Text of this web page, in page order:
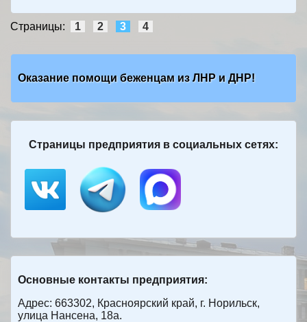
Страницы: 1 2 3 4
Оказание помощи беженцам из ЛНР и ДНР!
Страницы предприятия в социальных сетях:
Основные контакты предприятия:
Адрес: 663302, Красноярский край, г. Норильск,
улица Нансена, 18а.